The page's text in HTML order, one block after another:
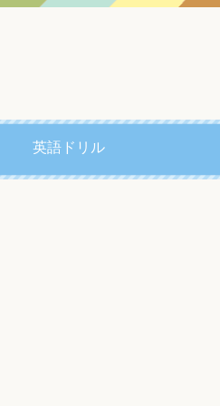
英語ドリル